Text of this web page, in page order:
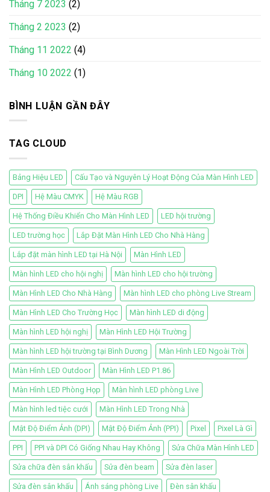
Tháng 7 2023 (2)
Tháng 2 2023 (2)
Tháng 11 2022 (4)
Tháng 10 2022 (1)
BÌNH LUẬN GẦN ĐÂY
TAG CLOUD
Bảng Hiệu LED Cấu Tạo và Nguyên Lý Hoạt Động Của Màn Hình LED
DPI Hệ Màu CMYK Hệ Màu RGB
Hệ Thống Điều Khiển Cho Màn Hình LED LED hội trường
LED trường học Lắp Đặt Màn Hình LED Cho Nhà Hàng
Lắp đặt màn hình LED tại Hà Nội Màn Hình LED
Màn hình LED cho hội nghị Màn hình LED cho hội trường
Màn Hình LED Cho Nhà Hàng Màn hình LED cho phòng Live Stream
Màn Hình LED Cho Trường Học Màn hình LED di động
Màn hình LED hội nghị Màn Hình LED Hội Trường
Màn hình LED hội trường tại Bình Dương Màn Hình LED Ngoài Trời
Màn Hình LED Outdoor Màn Hình LED P1.86
Màn Hình LED Phòng Họp Màn hình LED phòng Live
Màn hình led tiệc cưới Màn Hình LED Trong Nhà
Mật Độ Điểm Ảnh (DPI) Mật Độ Điểm Ảnh (PPI) Pixel Pixel Là Gì
PPI PPI và DPI Có Giống Nhau Hay Không Sửa Chữa Màn Hình LED
Sửa chữa đèn sân khấu Sửa đèn beam Sửa đèn laser
Sửa đèn sân khấu Ánh sáng phòng Live Đèn sân khấu